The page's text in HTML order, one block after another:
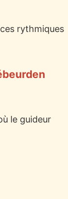
rythmiques
le guideur